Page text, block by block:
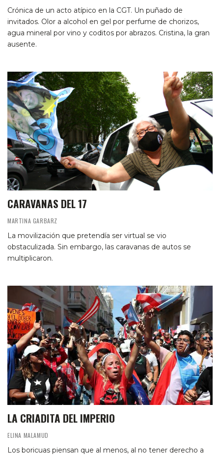
Crónica de un acto atípico en la CGT. Un puñado de
invitados. Olor a alcohol en gel por perfume de chorizos,
agua mineral por vino y coditos por abrazos. Cristina, la gran
ausente.
CARAVANAS DEL 17
MARTINA GARBARZ
La movilización que pretendía ser virtual se vio
obstaculizada. Sin embargo, las caravanas de autos se
multiplicaron.
LA CRIADITA DEL IMPERIO
ELINA MALAMUD
Los boricuas piensan que al menos, al no tener derecho a